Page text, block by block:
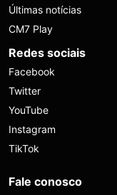
Últimas notícias
CM7 Play
Redes sociais
Facebook
Twitter
YouTube
Instagram
TikTok
Fale conosco